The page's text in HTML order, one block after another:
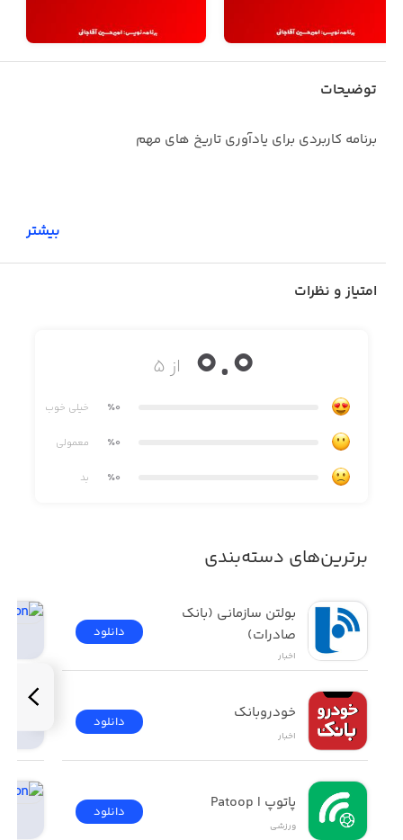
توضیحات
برنامه کاربردی برای یادآوری تاریخ های مهم
بیشتر
امتیاز و نظرات
از ۵ 0.0
٪0 خیلی خوب
٪0 معمولی
٪0 بد
برترین‌های دسته‌بندی
صادرات)
اخبار
دانلود
خودروبانک
اخبار
دانلود
پاتوپ | Patoop
ورزشی
دانلود